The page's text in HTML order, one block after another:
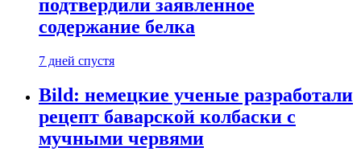
подтвердили заявленное
содержание белка
7 дней спустя
Bild: немецкие ученые разработали
рецепт баварской колбаски с
мучными червями